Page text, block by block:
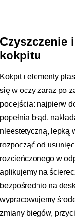
Czyszczenie
kokpitu
Kokpit i elementy
się w oczy zaraz po
podejścia: najpierw
popełnia błąd,
nieestetyczną, lepką
rozpocząć od
rozcieńczonego w
aplikujemy na
bezpośrednio na
wypracowujemy
zmiany biegów,